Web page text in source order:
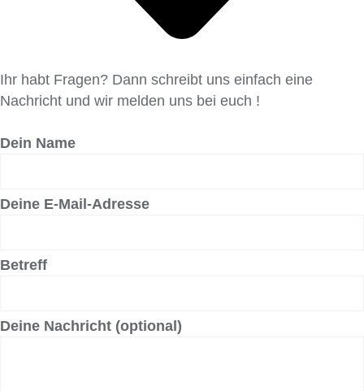
Ihr habt Fragen? Dann schreibt uns einfach eine
Nachricht und wir melden uns bei euch !
Dein Name
Deine E-Mail-Adresse
Betreff
Deine Nachricht (optional)